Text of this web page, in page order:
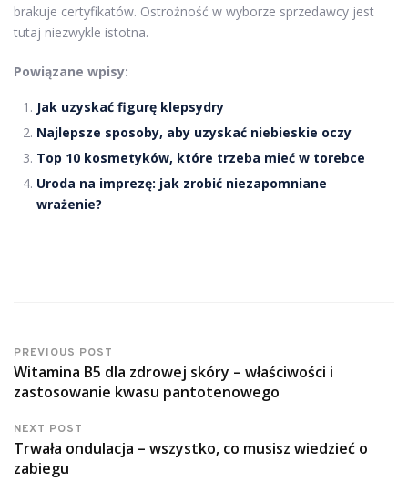
brakuje certyfikatów. Ostrożność w wyborze sprzedawcy jest
tutaj niezwykle istotna.
Powiązane wpisy:
Jak uzyskać figurę klepsydry
Najlepsze sposoby, aby uzyskać niebieskie oczy
Top 10 kosmetyków, które trzeba mieć w torebce
Uroda na imprezę: jak zrobić niezapomniane
wrażenie?
PREVIOUS POST
Witamina B5 dla zdrowej skóry – właściwości i
zastosowanie kwasu pantotenowego
NEXT POST
Trwała ondulacja – wszystko, co musisz wiedzieć o
zabiegu